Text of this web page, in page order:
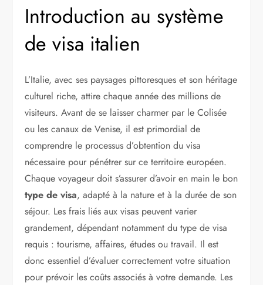
Introduction au système
de visa italien
L’Italie, avec ses paysages pittoresques et son héritage
culturel riche, attire chaque année des millions de
visiteurs. Avant de se laisser charmer par le Colisée
ou les canaux de Venise, il est primordial de
comprendre le processus d’obtention du visa
nécessaire pour pénétrer sur ce territoire européen.
Chaque voyageur doit s’assurer d’avoir en main le bon
type de visa, adapté à la nature et à la durée de son
séjour. Les frais liés aux visas peuvent varier
grandement, dépendant notamment du type de visa
requis : tourisme, affaires, études ou travail. Il est
donc essentiel d’évaluer correctement votre situation
pour prévoir les coûts associés à votre demande. Les